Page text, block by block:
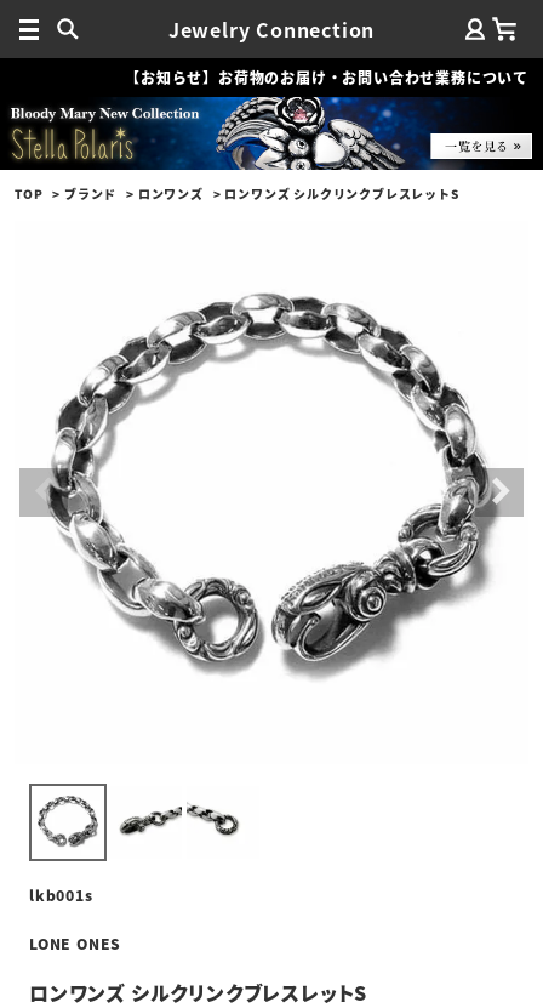
Jewelry Connection
【お知らせ】お荷物のお届け・お問い合わせ業務について
TOP ブランド ロンワンズ ロンワンズ シルクリンクブレスレットS
lkb001s
LONE ONES
ロンワンズ シルクリンクブレスレットS